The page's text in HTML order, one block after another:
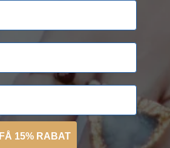
FÅ 15% RABAT